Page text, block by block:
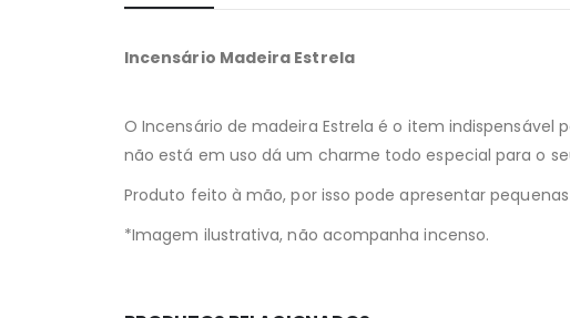
Incensário Madeira Estrela
O Incensário de madeira Estrela é o item
não está em uso dá um charme todo especial para o
Produto feito à mão, por isso pode apresentar
*Imagem ilustrativa, não acompanha incenso.